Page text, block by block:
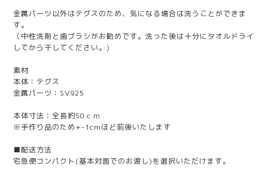
金属パーツ以外はテグスのため、気になる場合は洗うことができま
す。
（中性洗剤と歯ブラシがお勧めです。洗った後は十分にタオルドライ
してから干してください。)
素材
本体：テグス
金属パーツ：SV925
本体寸法：全長約50ｃｍ
※手作り品のため+-1cmほど前後いたします
■配送方法
宅急便コンパクト(基本対面でのお渡し)を選択いただけます。